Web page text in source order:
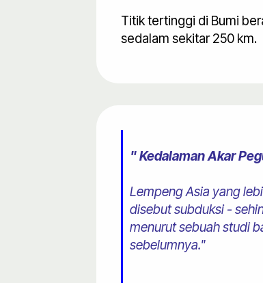
Titik tertinggi di Bumi
sedalam sekitar 250 km.
" Kedalaman Akar
Lempeng Asia yang
disebut subduksi -
menurut sebuah studi
sebelumnya."